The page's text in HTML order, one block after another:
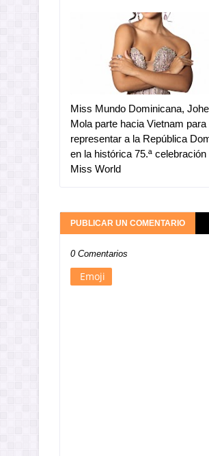
Miss Mundo Dominicana,
Mola parte hacia Vietnam para
representar a la República
en la histórica 75.ª celebración
Miss World
PUBLICAR UN COMENTARIO
0 Comentarios
Emoji